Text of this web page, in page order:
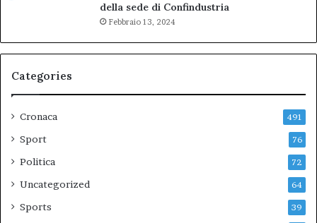
della sede di Confindustria
Febbraio 13, 2024
Categories
Cronaca 491
Sport 76
Politica 72
Uncategorized 64
Sports 39